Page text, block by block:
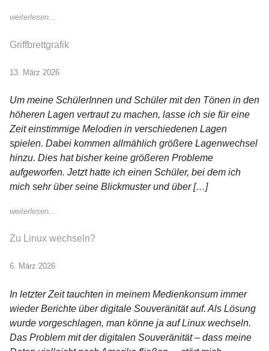
weiterlesen...
Griffbrettgrafik
13. März 2026
Um meine SchülerInnen und Schüler mit den Tönen in den
höheren Lagen vertraut zu machen, lasse ich sie für eine
Zeit einstimmige Melodien in verschiedenen Lagen
spielen. Dabei kommen allmählich größere Lagenwechsel
hinzu. Dies hat bisher keine größeren Probleme
aufgeworfen. Jetzt hatte ich einen Schüler, bei dem ich
mich sehr über seine Blickmuster und über […]
weiterlesen...
Zu Linux wechseln?
6. März 2026
In letzter Zeit tauchten in meinem Medienkonsum immer
wieder Berichte über digitale Souveränität auf. Als Lösung
wurde vorgeschlagen, man könne ja auf Linux wechseln.
Das Problem mit der digitalen Souveränität – dass meine